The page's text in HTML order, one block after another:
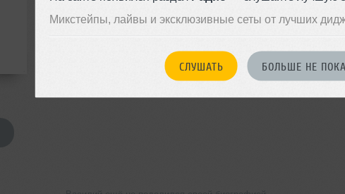
Микстейпы, лайвы и эксклюзивные сеты от лучших
СЛУШАТЬ БОЛЬШЕ НЕ